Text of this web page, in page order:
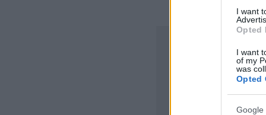
I want
Opted
I want
of my
was
Opted
Google
ΔΙΑΦΗΜΙΣΗ